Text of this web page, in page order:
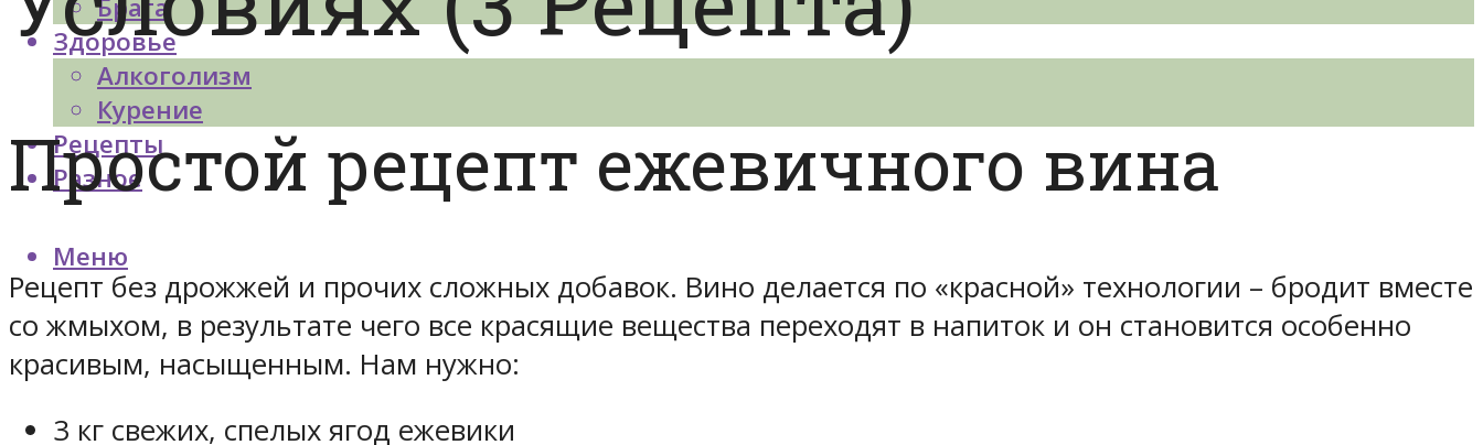
Брага
Здоровье
Алкоголизм
Курение
Рецепты
Разное
Меню
Простой рецепт ежевичного вина
Рецепт без дрожжей и прочих сложных добавок. Вино делается по «красной» технологии – бродит вместе
со жмыхом, в результате чего все красящие вещества переходят в напиток и он становится особенно
красивым, насыщенным. Нам нужно:
3 кг свежих, спелых ягод ежевики